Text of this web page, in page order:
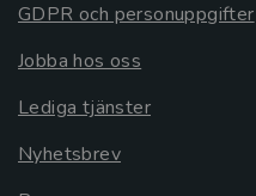
GDPR och personuppgifter
Jobba hos oss
Lediga tjänster
Nyhetsbrev